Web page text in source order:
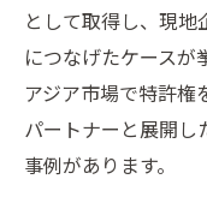
として取得し、現
につなげたケースが
アジア市場で特許権
パートナーと展開し
事例があります。